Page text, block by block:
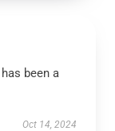
been a
Oct 14, 2024